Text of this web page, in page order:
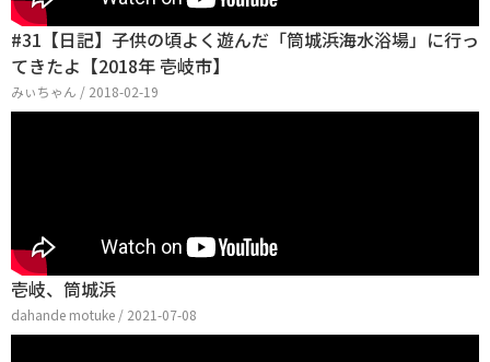
#31【日記】子供の頃よく遊んだ「筒城浜海水浴場」に行っ
てきたよ【2018年 壱岐市】
みぃちゃん / 2018-02-19
壱岐、筒城浜
dahande motuke / 2021-07-08